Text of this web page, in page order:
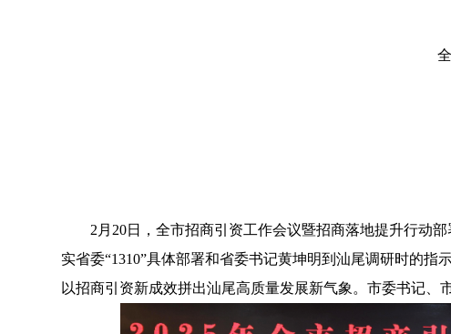
2月20日，全市招商引资工作会议暨招商落地提升行动部
实省委“1310”具体部署和省委书记黄坤明到汕尾调研时的指
以招商引资新成效拼出汕尾高质量发展新气象。市委书记、